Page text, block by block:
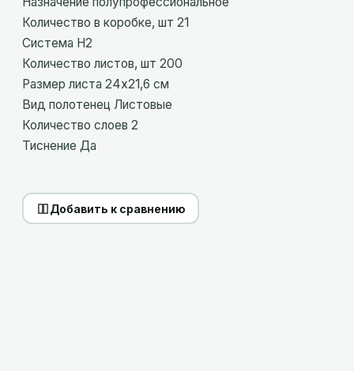
Количество в коробке, шт 21
Система H2
Количество листов, шт 200
Размер листа 24х21,6 см
Вид полотенец Листовые
Количество слоев 2
Тиснение Да
Добавить к сравнению